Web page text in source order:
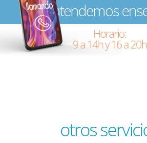
Te atendemos
Horario:
9 a 14h y 16 a 20h
otros